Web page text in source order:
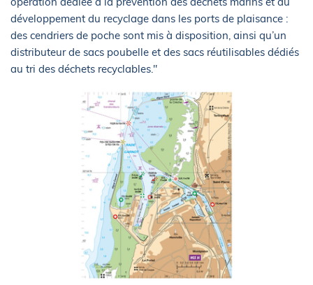
développement du recyclage dans les ports de plaisance :
des cendriers de poche sont mis à disposition, ainsi qu’un
distributeur de sacs poubelle et des sacs réutilisables dédiés
au tri des déchets recyclables."